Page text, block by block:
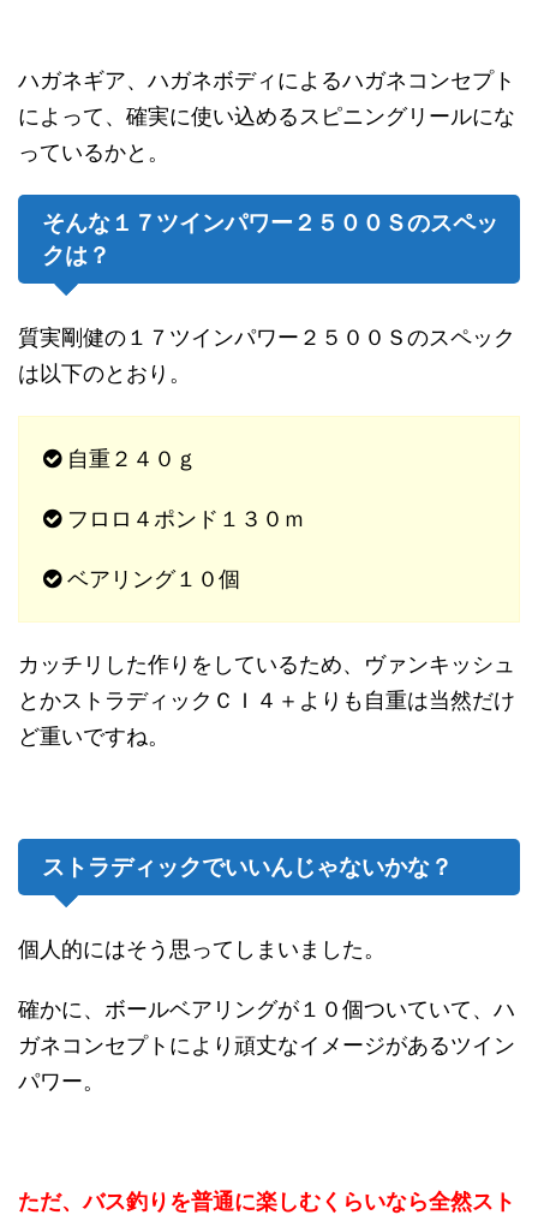
ハガネギア、ハガネボディによるハガネコンセプト
によって、確実に使い込めるスピニングリールにな
っているかと。
そんな１７ツインパワー２５００Ｓのスペッ
クは？
質実剛健の１７ツインパワー２５００Ｓのスペック
は以下のとおり。
自重２４０ｇ
フロロ４ポンド１３０ｍ
ベアリング１０個
カッチリした作りをしているため、ヴァンキッシュ
とかストラディックＣＩ４＋よりも自重は当然だけ
ど重いですね。
ストラディックでいいんじゃないかな？
個人的にはそう思ってしまいました。
確かに、ボールベアリングが１０個ついていて、ハ
ガネコンセプトにより頑丈なイメージがあるツイン
パワー。
ただ、バス釣りを普通に楽しむくらいなら全然スト